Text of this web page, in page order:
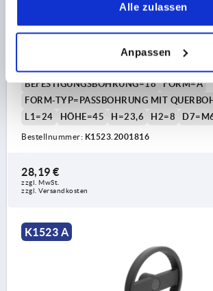
Alle zulassen
Anpassen
PASSBOHRUNG + QUERBOHRUNG,
SCHWARZ PULVERBESCHICHTET,
FARBE GRUNDKÖRPER=SCHWARZ
BEFESTIGUNGSBOHRUNG=18
FORM=A
FORM-TYP=PASSBOHRUNG MIT
L1=24
HÖHE=45 H=23,6 H2=8
Bestellnummer: K1523.2001816
28,19 €
zzgl. MwSt.
zzgl. Versandkosten
K1523 A